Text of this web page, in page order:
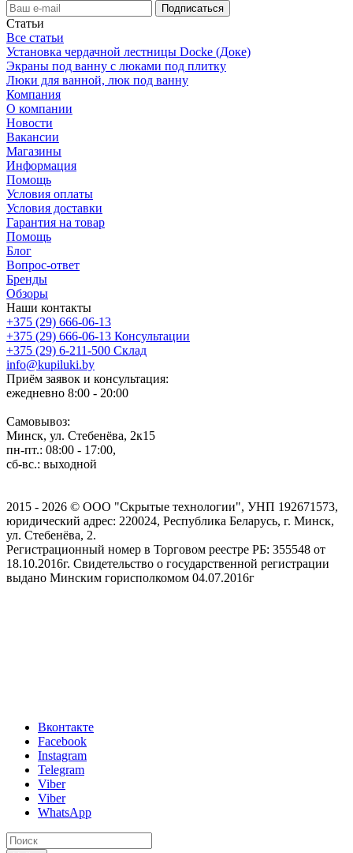
Статьи
Все статьи
Установка чердачной лестницы Docke (Доке)
Экраны под ванну с люками под плитку
Люки для ванной, люк под ванну
Компания
О компании
Новости
Вакансии
Магазины
Информация
Помощь
Условия оплаты
Условия доставки
Гарантия на товар
Помощь
Блог
Вопрос-ответ
Бренды
Обзоры
Наши контакты
+375 (29) 666-06-13
+375 (29) 666-06-13 Консультации
+375 (29) 6-211-500 Склад
info@kupiluki.by
Приём заявок и консультация:
ежедневно 8:00 - 20:00
Самовывоз:
Минск, ул. Стебенёва, 2к15
пн-пт.: 08:00 - 17:00,
сб-вс.: выходной
2015 - 2026 © ООО "Скрытые технологии", УНП 192671573,
юридический адрес: 220024, Республика Беларусь, г. Минск,
ул. Стебенёва, 2.
Регистрационный номер в Торговом реестре РБ: 355548 от
18.10.2016г. Свидетельство о государственной регистрации
выдано Минским горисполкомом 04.07.2016г
Вконтакте
Facebook
Instagram
Telegram
Viber
Viber
WhatsApp